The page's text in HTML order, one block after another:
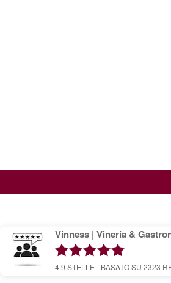
Vinness | Vineria &
4.9 STELLE - BASATO SU 2323